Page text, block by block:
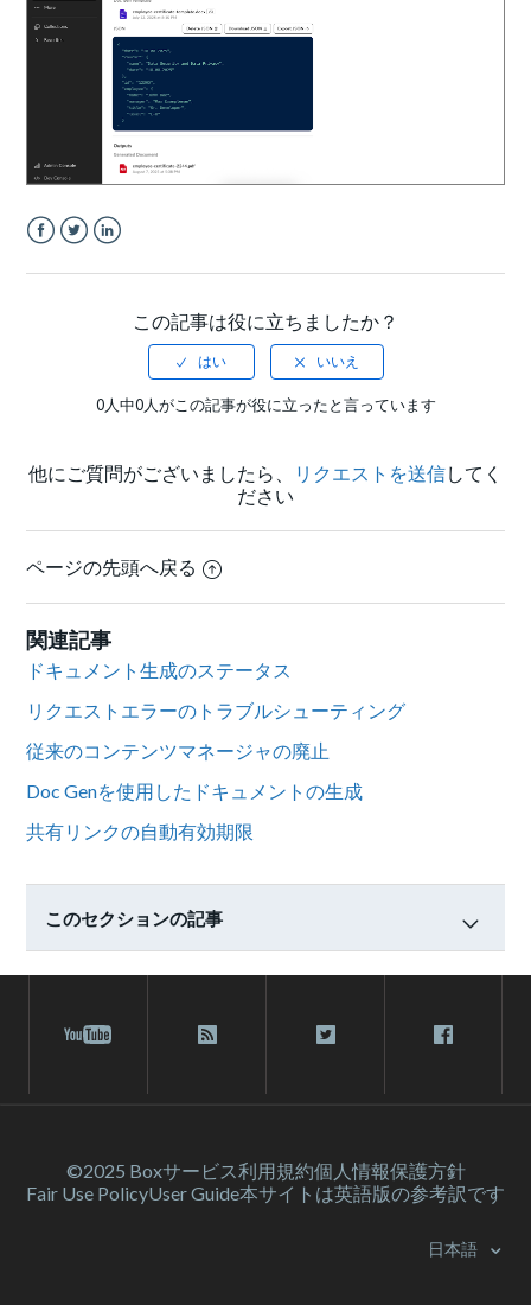
この記事は役に立ちましたか？
0人中0人がこの記事が役に立ったと言っています
他にご質問がございましたら、 リクエストを送信してく
ださい
ページの先頭へ戻る
関連記事
ドキュメント生成のステータス
リクエストエラーのトラブルシューティング
従来のコンテンツマネージャの廃止
Doc Genを使用したドキュメントの生成
共有リンクの自動有効期限
このセクションの記事
©2025 Boxサービス利⽤規約個人情報保護方針
Fair Use PolicyUser Guide本サイトは英語版の参考訳です
日本語